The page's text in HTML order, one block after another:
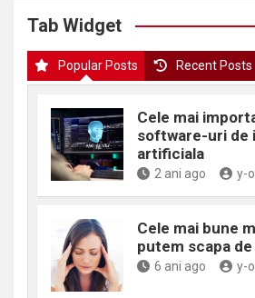
Tab Widget
Popular Posts Recent Posts
Cele mai
software-uri de
artificiala
2 ani ago y-
Cele mai bune
putem scapa
6 ani ago y-